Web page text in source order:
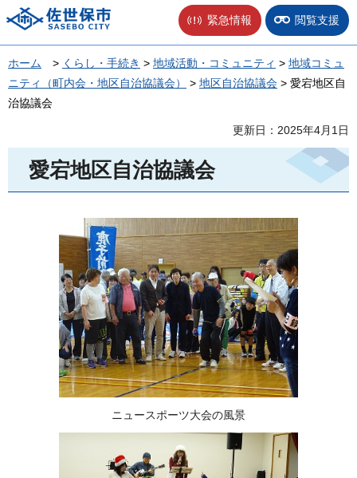
佐世保市 緊急情報 閲覧支援
ホーム > くらし・手続き > 地域活動・コミュニティ > 地域コミュ
ニティ（町内会・地区自治協議会）
> 地区自治協議会 > 愛宕地区自
治協議会
更新日：2025年4月1日
愛宕地区自治協議会
ニュースポーツ大会の風景